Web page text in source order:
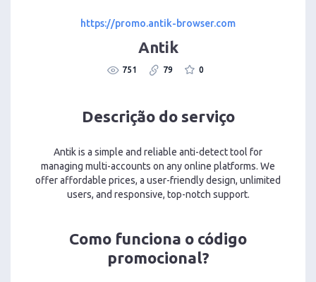
https://promo.antik-browser.com
Antik
751 79 0
Descrição do serviço
Antik is a simple and reliable anti-detect tool for
managing multi-accounts on any online platforms. We
offer affordable prices, a user-friendly design, unlimited
users, and responsive, top-notch support.
Como funciona o código
promocional?